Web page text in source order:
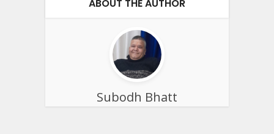
ABOUT THE AUTHOR
Subodh Bhatt